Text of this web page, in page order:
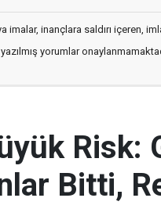
inançlara saldırı içeren,
yorumlar
Risk:
Bitti,